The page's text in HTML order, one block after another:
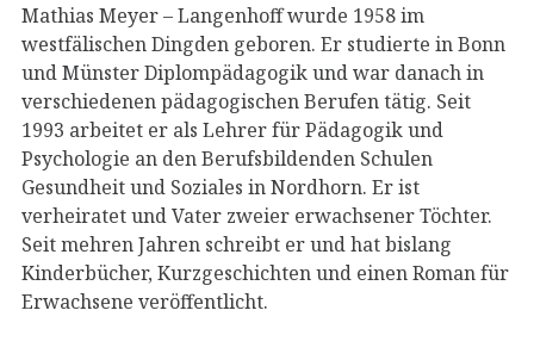
Mathias Meyer – Langenhoff wurde 1958 im
westfälischen Dingden geboren. Er studierte in Bonn
und Münster Diplompädagogik und war danach in
verschiedenen pädagogischen Berufen tätig. Seit
1993 arbeitet er als Lehrer für Pädagogik und
Psychologie an den Berufsbildenden Schulen
Gesundheit und Soziales in Nordhorn. Er ist
verheiratet und Vater zweier erwachsener Töchter.
Seit mehren Jahren schreibt er und hat bislang
Kinderbücher, Kurzgeschichten und einen Roman für
Erwachsene veröffentlicht.